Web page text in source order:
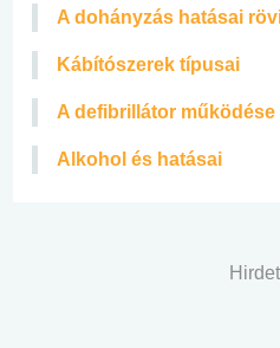
A dohányzás hatásai
Kábítószerek típusai
A defibrillátor működése
Alkohol és hatásai